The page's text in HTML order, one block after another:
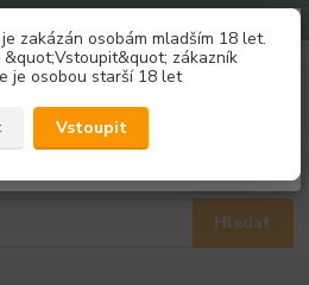
zakázán osobám mladším 18 let.
zákazník
je osobou starší 18 let
Vstoupit
Hledat
slevu 3%
se slevou právě teď!
FORMULÁŘ